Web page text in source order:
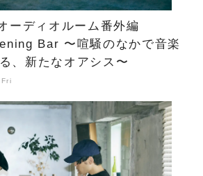
ーディオルーム番外編
Bar 〜喧騒のなかで音楽
、新たなオアシス〜